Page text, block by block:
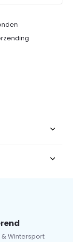
Wintersport